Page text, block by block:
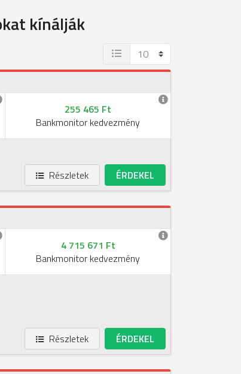
kínálják
255 465 Ft
Bankmonitor kedvezmény
Részletek ÉRDEKEL
4 715 671 Ft
Bankmonitor kedvezmény
Részletek ÉRDEKEL